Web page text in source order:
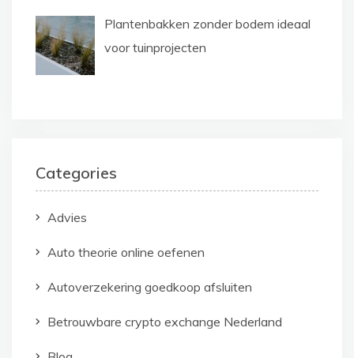
Plantenbakken zonder bodem ideaal
voor tuinprojecten
Categories
Advies
Auto theorie online oefenen
Autoverzekering goedkoop afsluiten
Betrouwbare crypto exchange Nederland